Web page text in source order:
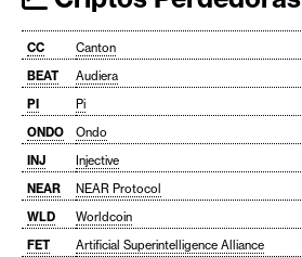
CC Canton
BEAT
Audiera
PI
Pi
ONDO
Ondo
INJ
Injective
NEAR
NEAR Protocol
WLD
Worldcoin
FET
Artificial Superintelligence Alliance